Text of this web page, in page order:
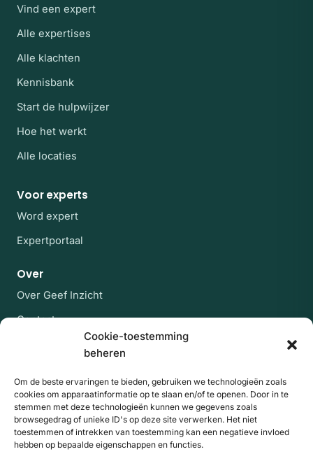
Cookie-toestemming
beheren
Om de beste ervaringen te bieden, gebruiken we technologieën zoals
cookies om apparaatinformatie op te slaan en/of te openen. Door in te
stemmen met deze technologieën kunnen we gegevens zoals
browsegedrag of unieke ID's op deze site verwerken. Het niet
toestemmen of intrekken van toestemming kan een negatieve invloed
hebben op bepaalde eigenschappen en functies.
Vind een expert
Alle expertises
Alle klachten
Kennisbank
Start de hulpwijzer
Hoe het werkt
Alle locaties
Voor experts
Word expert
Expertportaal
Over
Over Geef Inzicht
Contact
Veelgestelde vragen
Blijf op de hoogte
Af en toe een rustige mail met nieuwe experts en
artikelen uit de kennisbank. Geen spam, uitschrijven
kan altijd.
E-mailadres
Website